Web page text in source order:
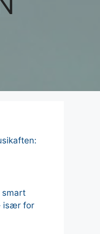
smart
især for